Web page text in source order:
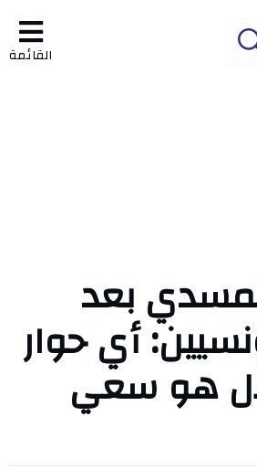
القائمة
بعد
أي حوار
هو سعي